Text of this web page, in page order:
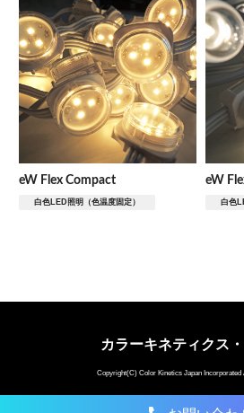
eW Flex Compact
白色LED照明（色温度固定）
eW
白色
カラーキネティクス
Copyright(C) Color Kinetics Japan Incorporated